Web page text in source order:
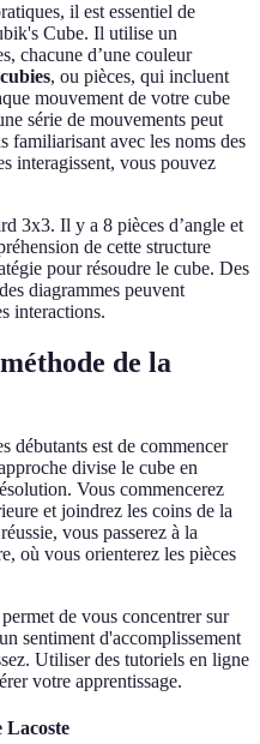
il est essentiel de
Cube. Il utilise un
chacune d’une couleur
cubies, ou pièces, qui incluent
mouvement de votre cube
série de mouvements peut
familiarisant avec les noms des
interagissent, vous pouvez
3x3. Il y a 8 pièces d’angle et
de cette structure
pour résoudre le cube. Des
diagrammes peuvent
interactions.
de la
débutants est de commencer
divise le cube en
Vous commencerez
et joindrez les coins de la
vous passerez à la
où vous orienterez les pièces
de vous concentrer sur
sentiment d'accomplissement
Utiliser des tutoriels en ligne
votre apprentissage.
Lacoste